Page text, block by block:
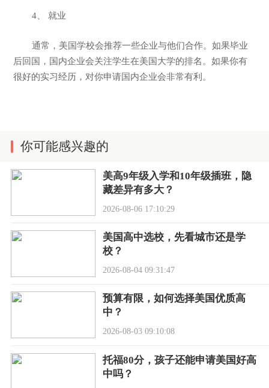
4、 就业
通常，美国学校会推荐一些企业与他们合作。如果毕业
后回国，国内企业会关注学生在美国大学的排名。如果你有
很好的实习经历，对你申请国内企业会非常有利。
你可能感兴趣的
美高9年级入学和10年级插班，隐
藏差异有多大？
2026-08-06 17:10:29
美国高中选校，先看城市还是学
校？
2026-08-04 09:31:47
预算有限，如何选择美国优质高
中？
2026-08-03 09:10:08
托福80分，孩子还能申请美国好高
中吗？